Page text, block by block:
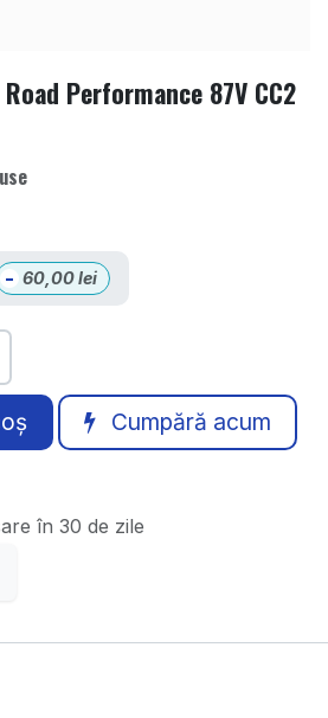
Performance 87V CC2
- 60,00lei
Cumpără acum
în 30 de zile